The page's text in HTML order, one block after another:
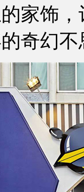
家饰
奇幻不